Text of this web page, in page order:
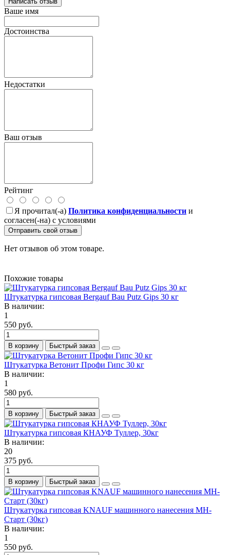
Ваше имя
Достоинства
Недостатки
Ваш отзыв
Рейтинг
Я прочитал(-а) Политика конфиденциальности и
согласен(-на) с условиями
Отправить свой отзыв
Нет отзывов об этом товаре.
Похожие товары
Штукатурка гипсовая Bergauf Bau Putz Gips 30 кг
В наличии:
1
550 руб.
В корзину Быстрый заказ
Штукатурка Ветонит Профи Гипс 30 кг
В наличии:
1
580 руб.
В корзину Быстрый заказ
Штукатурка гипсовая КНАУФ Туллер, 30кг
В наличии:
20
375 руб.
В корзину Быстрый заказ
Штукатурка гипсовая KNAUF машинного нанесения МН-
Старт (30кг)
В наличии:
1
550 руб.